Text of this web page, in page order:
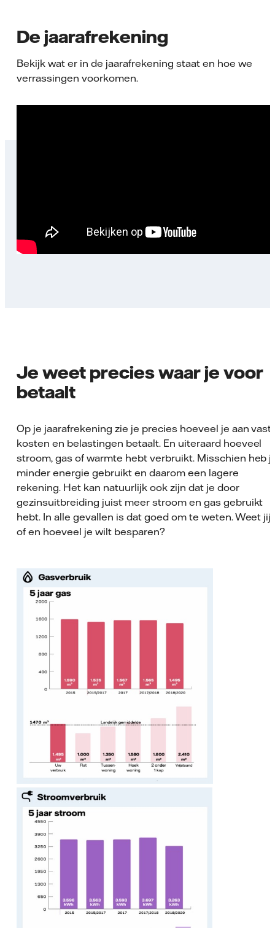
De jaarafrekening
Bekijk wat er in de jaarafrekening staat en hoe we
verrassingen voorkomen.
Je weet precies waar je voor
betaalt
Op je jaarafrekening zie je precies hoeveel je aan
kosten en belastingen betaalt. En uiteraard hoeveel
stroom, gas of warmte hebt verbruikt. Misschien heb
minder energie gebruikt en daarom een lagere
rekening. Het kan natuurlijk ook zijn dat je door
gezinsuitbreiding juist meer stroom en gas gebruikt
hebt. In alle gevallen is dat goed om te weten. Weet jij
of en hoeveel je wilt besparen?